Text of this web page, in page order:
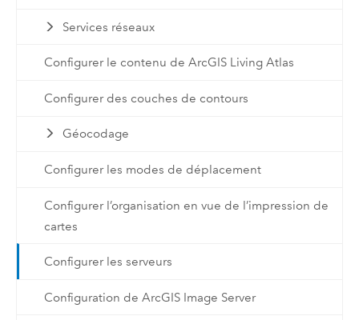
Services réseaux
Configurer le contenu de ArcGIS Living Atlas
Configurer des couches de contours
Géocodage
Configurer les modes de déplacement
Configurer l’organisation en vue de l’impression de
cartes
Configurer les serveurs
Configuration de ArcGIS Image Server